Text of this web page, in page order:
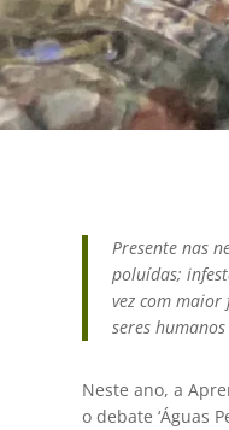
Presente nas
poluídas;
vez com
seres
Neste ano, a
o debate ‘Águas